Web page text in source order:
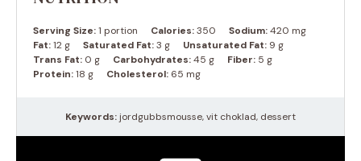
Serving Size:1 portion Calories:350 Sodium:420 mg
Fat:12 g Saturated Fat:3 g Unsaturated Fat: 9 g
Trans Fat: 0 g Carbohydrates:45 g Fiber: 5 g
Protein:18 g Cholesterol: 65 mg
Keywords: jordgubbsmousse, vit choklad, dessert